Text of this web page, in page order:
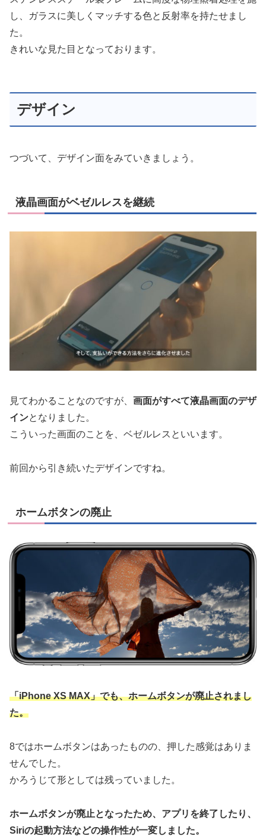
し、ガラスに美しくマッチする色と反射率を持たせまし
た。
きれいな見た目となっております。
デザイン
つづいて、デザイン面をみていきましょう。
液晶画面がベゼルレスを継続
見てわかることなのですが、 画面がすべて液晶画面のデザ
インとなりました。
こういった画面のことを、ベゼルレスといいます。
前回から引き続いたデザインですね。
ホームボタンの廃止
「iPhone XS MAX」でも、ホームボタンが廃止されまし
た。
8ではホームボタンはあったものの、押した感覚はありま
せんでした。
かろうじて形としては残っていました。
ホームボタンが廃止となったため、アプリを終了したり、
Siriの起動方法などの操作性が一変しました。